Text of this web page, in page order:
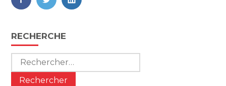
FaceBook
TwitterLinkedIn
Blog
sidebar
RECHERCHE
Rechercher :